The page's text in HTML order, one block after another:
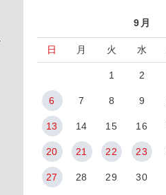
9月
日 月 火 水
1 2
6 7 8 9
13 14 15 16
20 21 22 23
27 28 29 30